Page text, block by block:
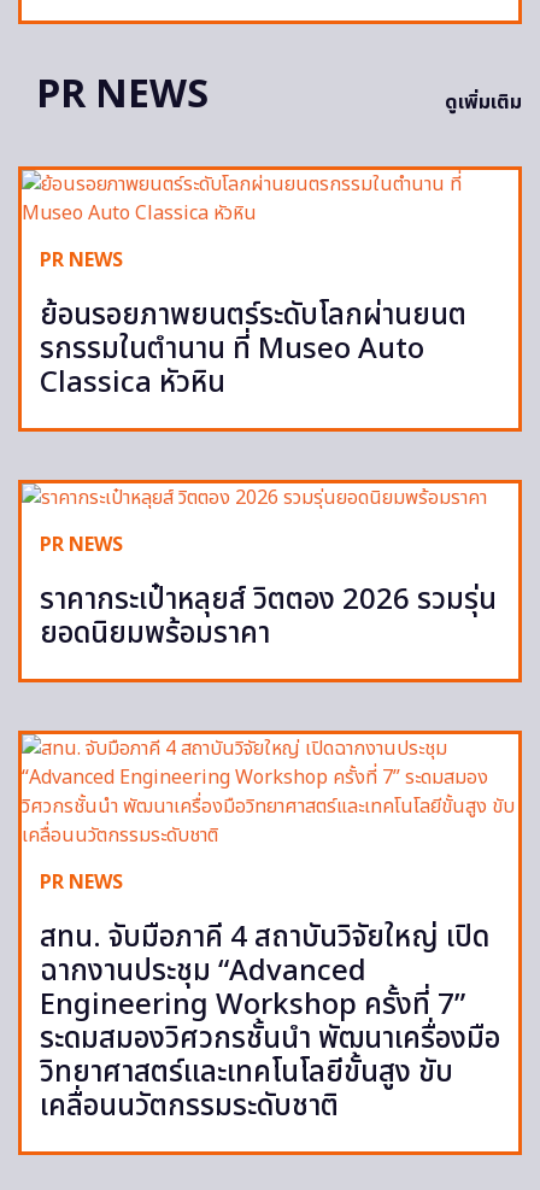
PR NEWS ดูเพิ่มเติม
PR NEWS
ย้อนรอยภาพยนตร์ระดับโลกผ่านยนต
รกรรมในตำนาน ที่ Museo Auto
Classica หัวหิน
PR NEWS
ราคากระเป๋าหลุยส์ วิตตอง 2026 รวมรุ่น
ยอดนิยมพร้อมราคา
PR NEWS
สทน. จับมือภาคี 4 สถาบันวิจัยใหญ่ เปิด
ฉากงานประชุม “Advanced
Engineering Workshop ครั้งที่ 7”
ระดมสมองวิศวกรชั้นนำ พัฒนาเครื่องมือ
วิทยาศาสตร์และเทคโนโลยีขั้นสูง ขับ
เคลื่อนนวัตกรรมระดับชาติ